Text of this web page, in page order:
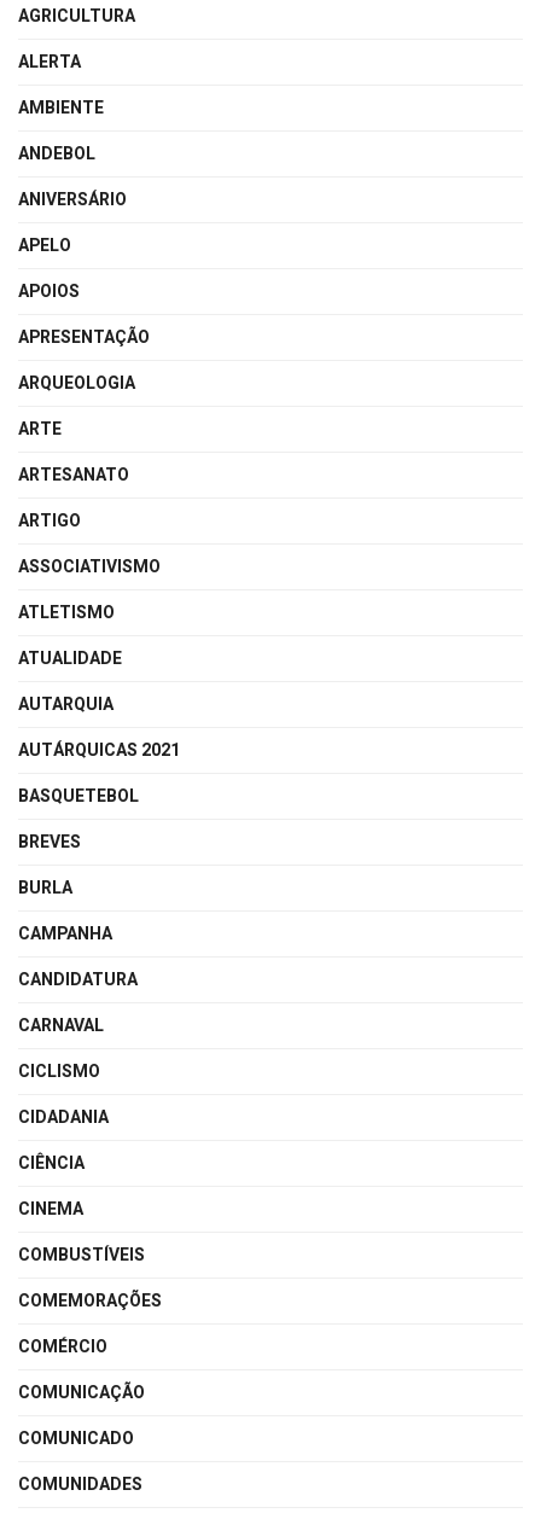
AGRICULTURA
ALERTA
AMBIENTE
ANDEBOL
ANIVERSÁRIO
APELO
APOIOS
APRESENTAÇÃO
ARQUEOLOGIA
ARTE
ARTESANATO
ARTIGO
ASSOCIATIVISMO
ATLETISMO
ATUALIDADE
AUTARQUIA
AUTÁRQUICAS 2021
BASQUETEBOL
BREVES
BURLA
CAMPANHA
CANDIDATURA
CARNAVAL
CICLISMO
CIDADANIA
CIÊNCIA
CINEMA
COMBUSTÍVEIS
COMEMORAÇÕES
COMÉRCIO
COMUNICAÇÃO
COMUNICADO
COMUNIDADES